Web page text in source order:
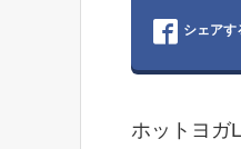
シェアす
ホットヨガ